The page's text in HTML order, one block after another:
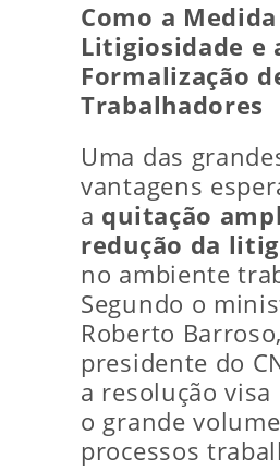
Como a
Litigiosidade e
Formalização
Trabalhadores
Uma das
vantagens
a quitação
redução da
no ambiente
Segundo o
Roberto Barroso,
presidente do
a resolução
o grande
processos